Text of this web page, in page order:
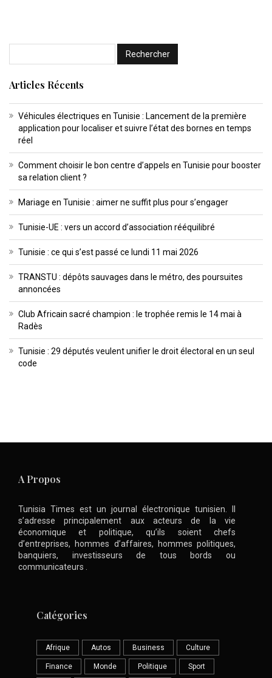
Articles Récents
Véhicules électriques en Tunisie : Lancement de la première
application pour localiser et suivre l’état des bornes en temps
réel
Comment choisir le bon centre d’appels en Tunisie pour booster
sa relation client ?
Mariage en Tunisie : aimer ne suffit plus pour s’engager
Tunisie-UE : vers un accord d’association rééquilibré
Tunisie : ce qui s’est passé ce lundi 11 mai 2026
TRANSTU : dépôts sauvages dans le métro, des poursuites
annoncées
Club Africain sacré champion : le trophée remis le 14 mai à
Radès
Tunisie : 29 députés veulent unifier le droit électoral en un seul
code
A Propos
Tunisia Times est un journal électronique tunisien. Il
s’adresse principalement aux acteurs de la vie
économique et politique, qu’ils soient chefs
d’entreprises, hommes d’affaires, hommes politiques,
banquiers, investisseurs de tous bords ou
communicateurs .
Catégories
Afrique Autos Business Culture
Finance Monde Politique Sport